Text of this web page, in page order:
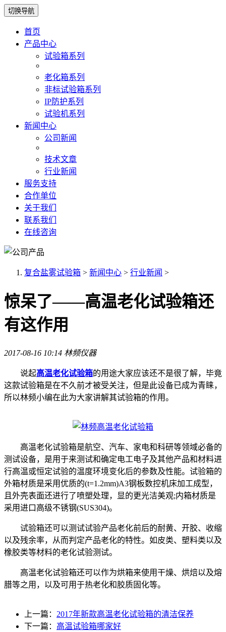
切换导航
首页
产品中心
试验箱系列
老化箱系列
非标试验箱系列
IP防护系列
试验机系列
新闻中心
公司新闻
技术文章
行业新闻
服务支持
合作单位
关于我们
联系我们
在线咨询
复合盐雾试验箱 > 新闻中心 > 行业新闻 >
惊呆了——高温老化试验箱还
有这作用
2017-08-16 10:14 林频仪器
说起高温老化试验箱的用途大家应该还不是很了解，毕竟
这款试验箱是在不久前才被受关注，但是此设备已成为青睐，
所以林频小编在此为大家讲解其试验箱的作用。
高温老化试验箱是航空、汽车、家电和科研等领域必备的
测试设备，是用于来测试和确定电工电子及其他产品和材料进
行高温或恒定试验的温度环境变化后的参数及性能。试验箱的
外箱材质是采用优质的(t=1.2mm)A3钢板数控机床加工成型，
且外壳表面还进行了喷塑处理，显的更光洁美观;内箱材质是
采用进口高级不锈钢(SUS304)。
试验箱还可以测试试验产品老化前后的耐黄、开胶、收缩
以及残余率，从而判定产品老化的特性。如皮类、塑料类以及
橡胶类等材料的老化试验测试。
高温老化试验箱还可以作为烘箱来使用干燥、烘焙以及熔
腊等之用，以及可用于热老化和胶质固化等。
上一篇： 2017年新款高温老化试验箱的清洁保养
下一篇： 高温试验箱哪家好